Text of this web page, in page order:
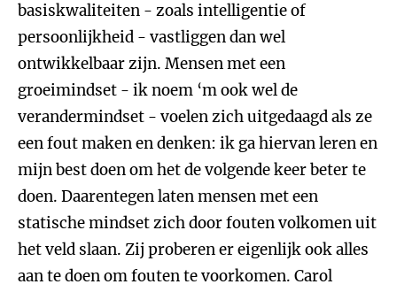
basiskwaliteiten - zoals intelligentie of
persoonlijkheid - vastliggen dan wel
ontwikkelbaar zijn. Mensen met een
groeimindset - ik noem ‘m ook wel de
verandermindset - voelen zich uitgedaagd als ze
een fout maken en denken: ik ga hiervan leren en
mijn best doen om het de volgende keer beter te
doen. Daarentegen laten mensen met een
statische mindset zich door fouten volkomen uit
het veld slaan. Zij proberen er eigenlijk ook alles
aan te doen om fouten te voorkomen. Carol